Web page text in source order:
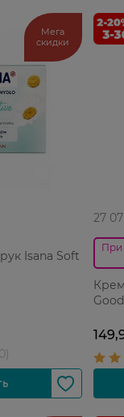
Мега
скидки
Isana Soft
27
При